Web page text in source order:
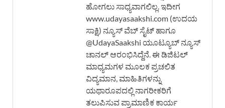
ಹೋಗಲು ಸಾಧ್ಯವಾಗಲಿಲ್ಲ. ಇದೀಗ
www.udayasaakshi.com (ಉದಯ
ಸಾಕ್ಷಿ) ನ್ಯೂಸ್ ವೆಬ್ ಸೈಟ್ ಹಾಗೂ
@UdayaSaakshi ಯೂಟ್ಯೂಬ್ ನ್ಯೂಸ್
ಚಾನಲ್ ಆರಂಭಿಸಿದ್ದೆನೆ. ಈ ಡಿಜಿಟಲ್
ಮಾಧ್ಯಮಗಳ ಮೂಲಕ ಪ್ರಚಲಿತ
ವಿದ್ಯಮಾನ, ಮಾಹಿತಿಗಳನ್ನು
ಯಥಾರೂಪದಲ್ಲಿ ನಾಗರೀಕರಿಗೆ
ತಲುಪಿಸುವ ಪ್ರಾಮಾಣಿಕ ಕಾರ್ಯ